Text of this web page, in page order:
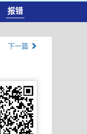
报错
下一篇